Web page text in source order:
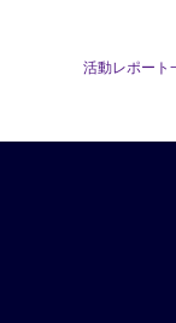
活動レポート